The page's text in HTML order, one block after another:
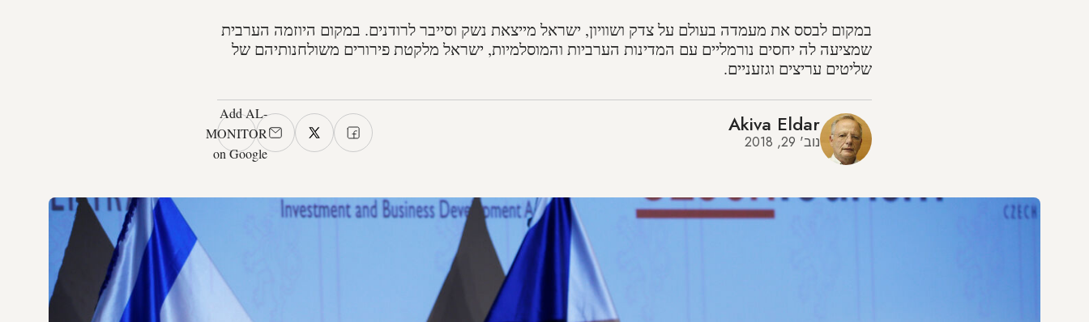
במקום לבסס את מעמדה בעולם על צדק ושוויון, ישראל מייצאת נשק וסייבר לרודנים. במקום היוזמה הערבית
שמציעה לה יחסים נורמליים עם המדינות הערביות והמוסלמיות, ישראל מלקטת פירורים משולחנותיהם של
שליטים עריצים וגזעניים.
Akiva Eldar
נוב' 29, 2018
Add AL-
MONITOR
on Google